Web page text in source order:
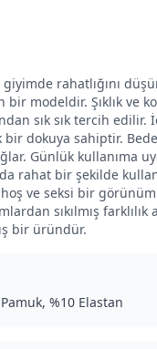
rahatlığını
modeldir. Şıklık ve
sık sık tercih edilir.
bir dokuya sahiptir.
Günlük kullanıma
rahat bir şekilde
hoş ve seksi bir
sıkılmış
bir üründür.
%10 Elastan